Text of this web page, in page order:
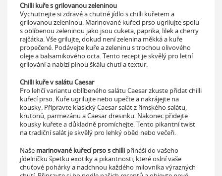
Chilli kuře s grilovanou zeleninou
Vychutnejte si zdravé a chutné jídlo s chilli kuřetem a
grilovanou zeleninou. Marinované kuřecí prso ugrilujte spolu
s oblíbenou zeleninou jako jsou cuketa, paprika, lilek a cherry
rajčátka. Vše grilujte, dokud není zelenina měkká a kuře
propečené. Podávejte kuře a zeleninu s trochou olivového
oleje a balsamikového octa. Tento recept je skvělý pro letní
grilování a nabízí plnou škálu chutí a textur.
Chilli kuře v salátu Caesar
Pro lehčí variantu oblíbeného salátu Caesar zkuste přidat chilli
kuřecí prso. Kuře ugrilujte nebo upečte a nakrájejte na
kousky. Připravte klasický Caesar salát z římského salátu,
krutonů, parmezánu a Caesar dresinku. Nakonec přidejte
kousky kuřete a důkladně promíchejte. Tento pikantní twist
na tradiční salát je skvělý pro lehký oběd nebo večeři.
Naše marinované kuřecí prso s chilli přináší do vašeho
jídelníčku špetku exotiky a pikantnosti, které oslní vaše
chuťové pohárky a nadchnou každého milovníka výrazných